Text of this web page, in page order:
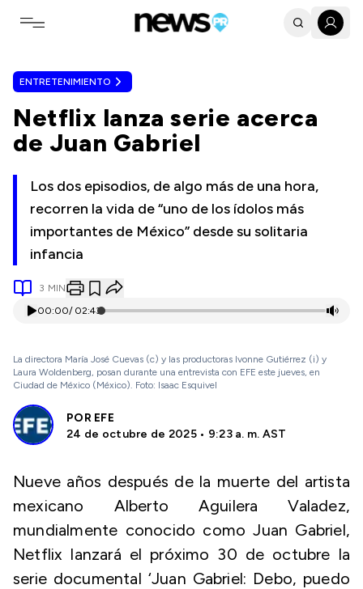
Toggle navigation menu
ENTRETENIMIENTO
Netflix lanza serie acerca
de Juan Gabriel
Los dos episodios, de algo más de una hora,
recorren la vida de “uno de los ídolos más
importantes de México” desde su solitaria
infancia
3 MIN
00:00/ 02:43
La directora María José Cuevas (c) y las productoras Ivonne Gutiérrez (i) y
Laura Woldenberg, posan durante una entrevista con EFE este jueves, en
Ciudad de México (México). Foto: Isaac Esquivel
POR EFE
24 de octubre de 2025 • 9:23 a. m. AST
Nueve años después de la muerte del artista
mexicano Alberto Aguilera Valadez,
mundialmente conocido como Juan Gabriel,
Netflix lanzará el próximo 30 de octubre la
serie documental ‘Juan Gabriel: Debo, puedo